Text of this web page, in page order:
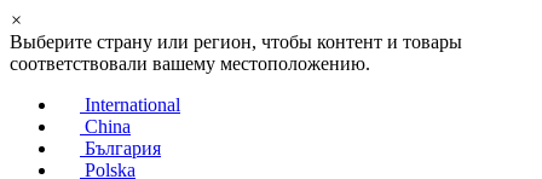
×
Выберите страну или регион, чтобы контент и товары
соответствовали вашему местоположению.
International
China
България
Polska